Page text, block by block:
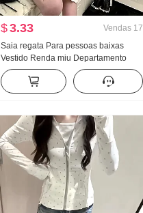
$3.33 Vendas 17
Saia regata Para pessoas baixas
Vestido Renda miu Departamento
Kochi Vestir Pegue Milhares de ouro
Xiaoyang Saia